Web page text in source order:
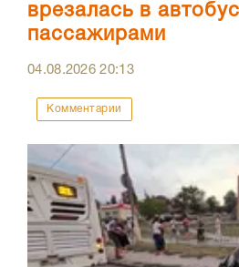
врезалась в
пассажирами
04.08.202620:13
Комментарии